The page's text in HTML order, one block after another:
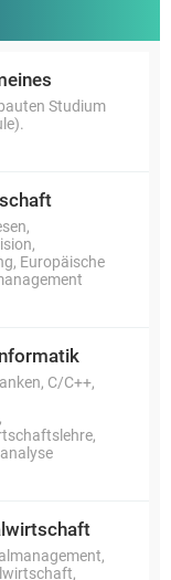
Studium
Europäische
C/C++,